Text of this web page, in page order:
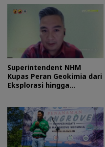
Superintendent NHM
Kupas Peran Geokimia dari
Eksplorasi hingga